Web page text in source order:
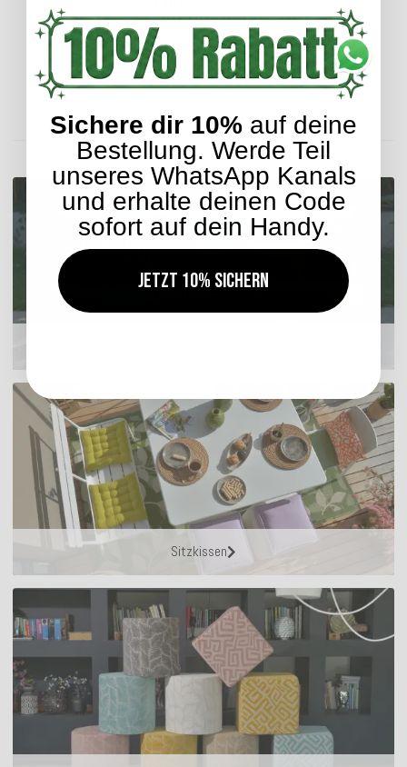
Lieferzeit: ca. 2-4 Werktage
ENTDECKEN SIE UNSER SORTIMENT
Sitzkissen
Sichere dir 10% auf deine
Bestellung. Werde Teil
unseres WhatsApp Kanals
und erhalte deinen Code
sofort auf dein Handy.
Jetzt 10% sichern